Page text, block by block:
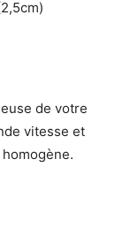
de votre
vitesse et
homogène.